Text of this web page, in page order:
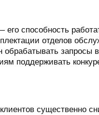
способность
отделов
поддерживать
существенно